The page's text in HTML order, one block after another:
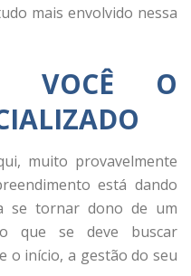
mais envolvido nessa
VOCÊ O
muito provavelmente
está dando
se tornar dono de um
que se deve buscar
o início, a gestão do seu